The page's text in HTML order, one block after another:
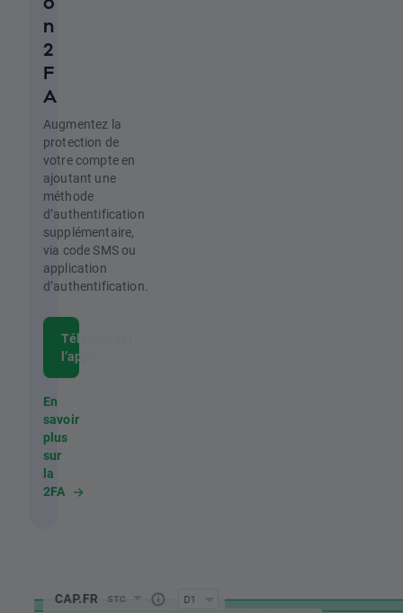
n
2
F
A
Augmentez la
protection de
votre compte en
ajoutant une
méthode
d’authentification
supplémentaire,
via code SMS ou
application
d’authentification.
Télécharger
l’appli
En
savoir
plus
sur
la
2FA